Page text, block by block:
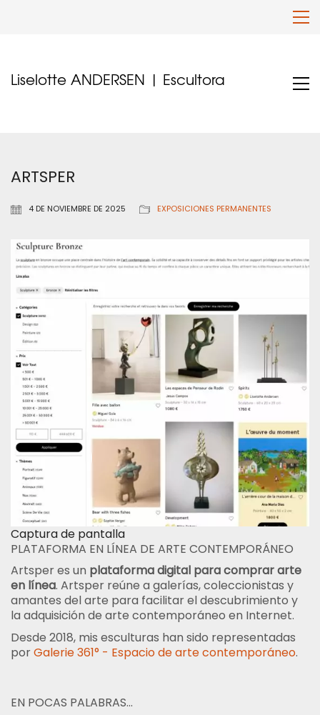
Liselotte ANDERSEN | Escultora
ARTSPER
4 DE NOVIEMBRE DE 2025 EXPOSICIONES PERMANENTES
Captura de pantalla
PLATAFORMA EN LÍNEA DE ARTE CONTEMPORÁNEO
Artsper es un plataforma digital para comprar arte
en línea. Artsper reúne a galerías, coleccionistas y
amantes del arte para facilitar el descubrimiento y
la adquisición de arte contemporáneo en Internet.
Desde 2018, mis esculturas han sido representadas
porGalerie 361° - Espacio de arte contemporáneo.
EN POCAS PALABRAS...